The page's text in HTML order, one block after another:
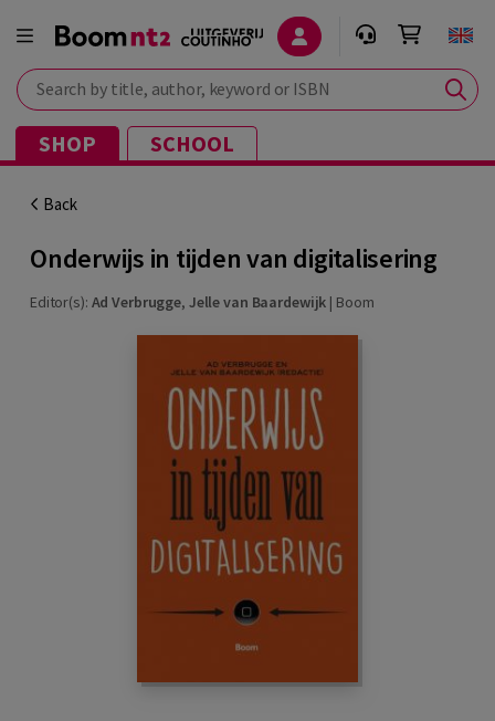
Search by title, author, keyword or ISBN
SHOP SCHOOL
Back
Onderwijs in tijden van digitalisering
Editor(s): Ad Verbrugge, Jelle van Baardewijk | Boom